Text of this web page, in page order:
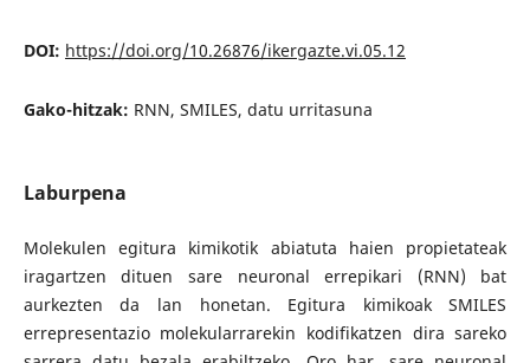
DOI: https://doi.org/10.26876/ikergazte.vi.05.12
Gako-hitzak: RNN, SMILES, datu urritasuna
Laburpena
Molekulen egitura kimikotik abiatuta haien propietateak
iragartzen dituen sare neuronal errepikari (RNN) bat
aurkezten da lan honetan. Egitura kimikoak SMILES
errepresentazio molekularrarekin kodifikatzen dira sareko